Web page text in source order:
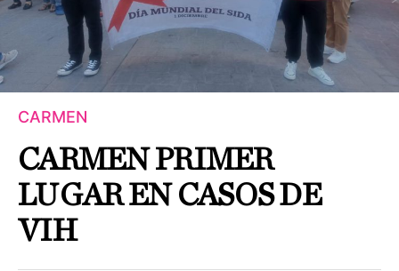
CARMEN
CARMEN PRIMER
LUGAR EN CASOS DE
VIH